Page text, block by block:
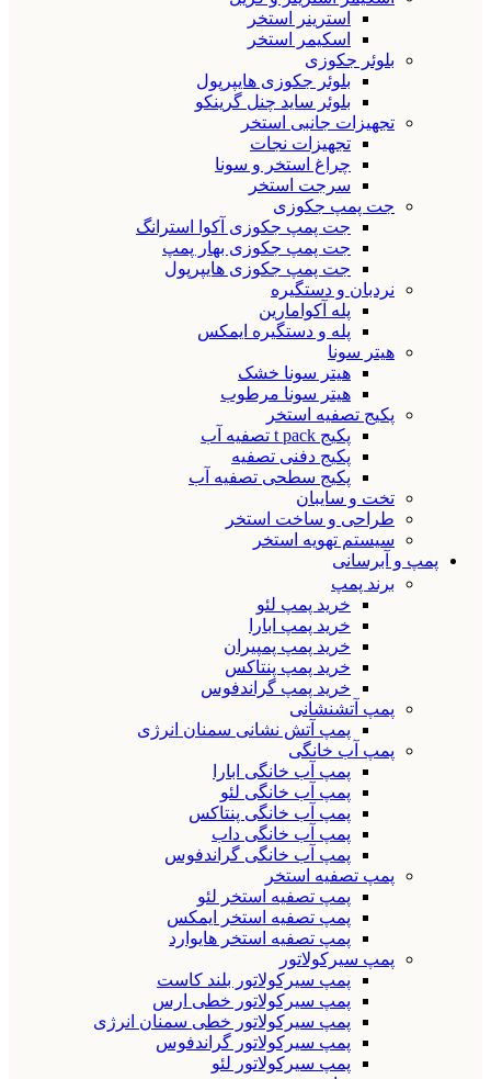
استرینر استخر
اسکیمر استخر
بلوئر جکوزی
بلوئر جکوزی هایپرپول
بلوئر ساید چنل گرینکو
تجهیزات جانبی استخر
تجهیزات نجات
چراغ استخر و سونا
سرجت استخر
جت پمپ جکوزی
جت پمپ جکوزی آکوا استرانگ
جت پمپ جکوزی بهار پمپ
جت پمپ جکوزی هایپرپول
نردبان و دستگیره
پله آکوامارین
پله و دستگیره ایمکس
هیتر سونا
هیتر سونا خشک
هیتر سونا مرطوب
پکیج تصفیه استخر
پکیج t pack تصفیه آب
پکیج دفنی تصفیه
پکیج سطحی تصفیه آب
تخت و سایبان
طراحی و ساخت استخر
سیستم تهویه استخر
پمپ و آبرسانی
برند پمپ
خرید پمپ لئو
خرید پمپ ابارا
خرید پمپ پمپیران
خرید پمپ پنتاکس
خرید پمپ گراندفوس
پمپ آتشنشانی
پمپ آتش نشانی سمنان انرژی
پمپ آب خانگی
پمپ آب خانگی ابارا
پمپ آب خانگی لئو
پمپ آب خانگی پنتاکس
پمپ آب خانگی داب
پمپ آب خانگی گراندفوس
پمپ تصفیه استخر
پمپ تصفیه استخر لئو
پمپ تصفیه استخر ایمکس
پمپ تصفیه استخر هایوارد
پمپ سیرکولاتور
پمپ سیرکولاتور بلند کاست
پمپ سیرکولاتور خطی ارس
پمپ سیرکولاتور خطی سمنان انرژی
پمپ سیرکولاتور گراندفوس
پمپ سیرکولاتور لئو